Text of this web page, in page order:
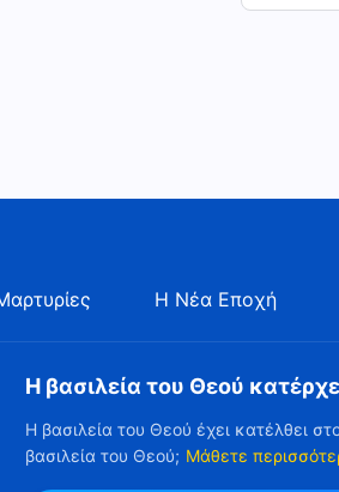
Η Νέα Εποχή
Η βασιλεία του Θεού
Η βασιλεία του Θεού έχει κατέλθει
βασιλεία του Θεού; Μάθετε